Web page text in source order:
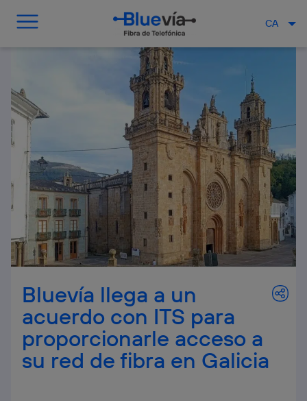
CA
Bluevía llega a un
acuerdo con ITS para
proporcionarle acceso a
su red de fibra en Galicia